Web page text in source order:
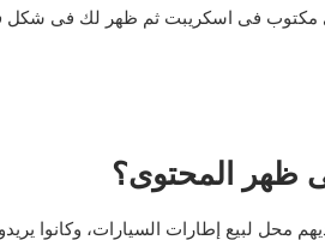
مكتوب فى اسكريبت ثم ظهر لك فى شكل
ظهر المحتوى؟